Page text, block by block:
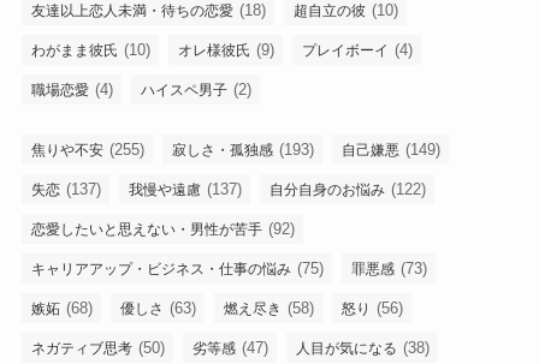
友達以上恋人未満・待ちの恋愛 (18) 超自立の彼 (10)
わがまま彼氏 (10) オレ様彼氏 (9) プレイボーイ (4)
職場恋愛 (4) ハイスペ男子 (2)
焦りや不安 (255) 寂しさ・孤独感 (193) 自己嫌悪 (149)
失恋 (137) 我慢や遠慮 (137) 自分自身のお悩み (122)
恋愛したいと思えない・男性が苦手 (92)
キャリアアップ・ビジネス・仕事の悩み (75) 罪悪感 (73)
嫉妬 (68) 優しさ (63) 燃え尽き (58) 怒り (56)
ネガティブ思考 (50) 劣等感 (47) 人目が気になる (38)